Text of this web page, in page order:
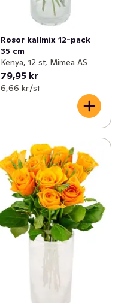
Rosor kallmix 12-pack
35 cm
Kenya, 12 st, Mimea AS
79,95 kr
6,66 kr /st